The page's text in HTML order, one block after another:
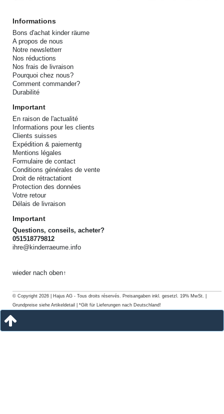
Informations
Bons d'achat kinder räume
A propos de nous
Notre newsletterr
Nos réductions
Nos frais de livraison
Pourquoi chez nous?
Comment commander?
Durabilité
Important
En raison de l'actualité
Informations pour les clients
Clients suisses
Expédition & paiementg
Mentions légales
Formulaire de contact
Conditions générales de vente
Droit de rétractationt
Protection des données
Votre retour
Délais de livraison
Important
Questions, conseils, acheter?
051518779812
ihre@kinderraeume.info
wieder nach oben↑
© Copyright 2026 | Hajus AG - Tous droits réservés. Preisangaben inkl. gesetzl. 19% MwSt. |
Grundpreise siehe Artikeldetail | *Gilt für Lieferungen nach Deutschland!